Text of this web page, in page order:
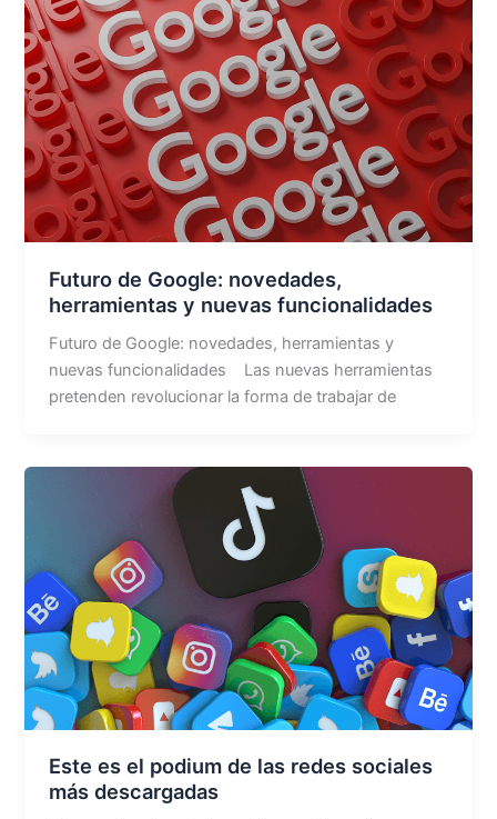
Futuro de Google: novedades,
herramientas y nuevas funcionalidades ​
Futuro de Google: novedades, herramientas y
nuevas funcionalidades ​ Las nuevas herramientas
pretenden revolucionar la forma de trabajar de
Este es el podium de las redes sociales
más descargadas